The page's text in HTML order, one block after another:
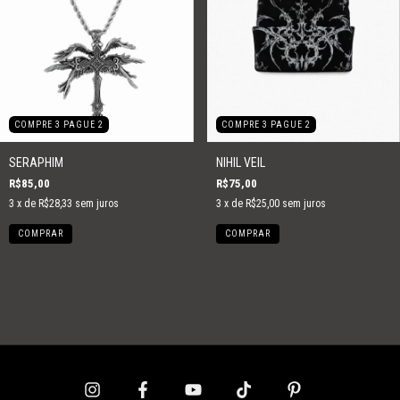
COMPRE 3 PAGUE 2
SERAPHIM
R$85,00
3 x de R$28,33 sem juros
COMPRE 3 PAGUE 2
NIHIL VEIL
R$75,00
3 x de R$25,00 sem juros